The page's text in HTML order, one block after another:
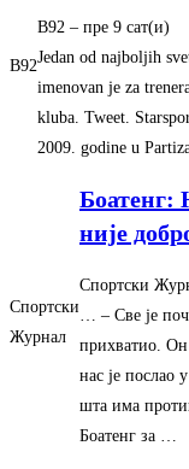
B92
B92 – ‎пре 9 сат(и)‎
Jedan od najboljih
imenovan je za
kluba. Tweet.
2009. godine u
Спортски
Журнал
Боатенг:
није
Спортски
… – Све је
прихватио. Он
нас је послао
шта има
Боатенг за …